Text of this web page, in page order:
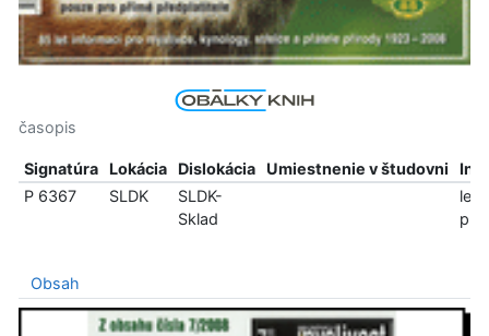
časopis
Signatúra Lokácia Dislokácia Umiestnenie v študovni
Info
P 6367
SLDK
SLDK-
Sklad
len
Obsah